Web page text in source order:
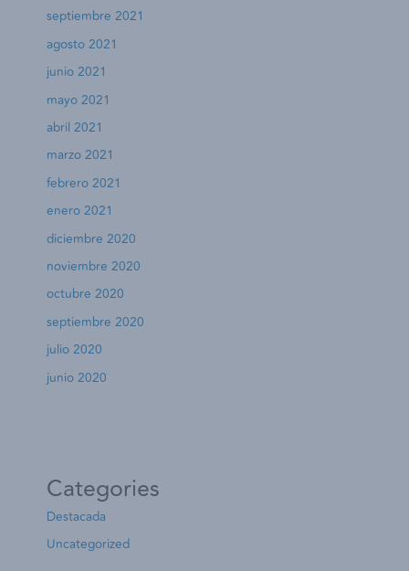
septiembre 2021
agosto 2021
junio 2021
mayo 2021
abril 2021
marzo 2021
febrero 2021
enero 2021
diciembre 2020
noviembre 2020
octubre 2020
septiembre 2020
julio 2020
junio 2020
Categories
Destacada
Uncategorized